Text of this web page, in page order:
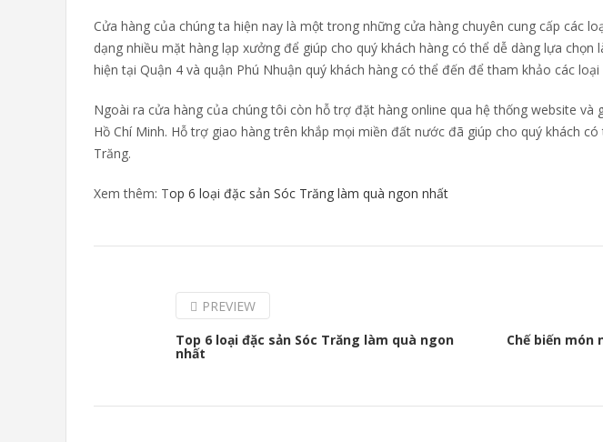
Cửa hàng của chúng ta hiện nay là một trong những cửa hàng chuyên cung cấp các
dạng nhiều mặt hàng lạp xưởng để giúp cho quý khách hàng có thể dễ dàng lựa
hiện tại Quận 4 và quận Phú Nhuận quý khách hàng có thể đến để tham khảo các
Ngoài ra cửa hàng của chúng tôi còn hỗ trợ đặt hàng online qua hệ thống website và
Hồ Chí Minh. Hỗ trợ giao hàng trên khắp mọi miền đất nước đã giúp cho quý khách
Trăng.
Xem thêm: Top 6 loại đặc sản Sóc Trăng làm quà ngon nhất
PREVIEW
Top 6 loại đặc sản Sóc Trăng làm quà ngon
nhất
Chế biến